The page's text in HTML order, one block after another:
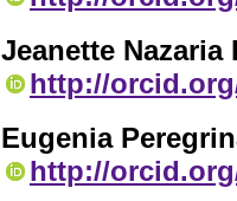
Jeanette Nazaria
http://
Eugenia
http://